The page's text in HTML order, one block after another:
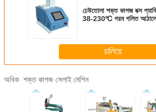
ঢেউতোলা শক্ত কাগজ বক্স
38-230℃ গরম গলিত আঠালো
চালিয়ে
অধিক শক্ত কাগজ সেলাই মেশিন